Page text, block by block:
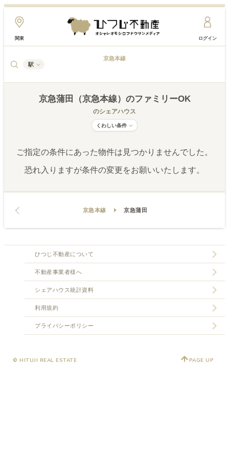
関東 ログイン
駅
京急本線
京急蒲田（京急本線） のファミリーOK
のシェアハウス
くわしい条件
ご指定の条件にあった物件は見つかりませんでした。
恐れ入りますが条件の変更をお願いいたします。
京急本線 京急蒲田
ひつじ不動産について
不動産事業者様へ
シェアハウス統計資料
利用規約
プライバシーポリシー
© HITUJI REAL ESTATE PAGE UP